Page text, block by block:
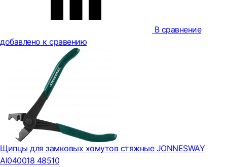
В сравнение
добавлено к сравению
Щипцы для замковых хомутов стяжные JONNESWAY
AI040018 48510